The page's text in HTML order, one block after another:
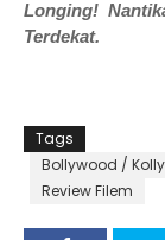
Longing!
Terdekat.
Tags
Bollywood /
ETC
Review Filem